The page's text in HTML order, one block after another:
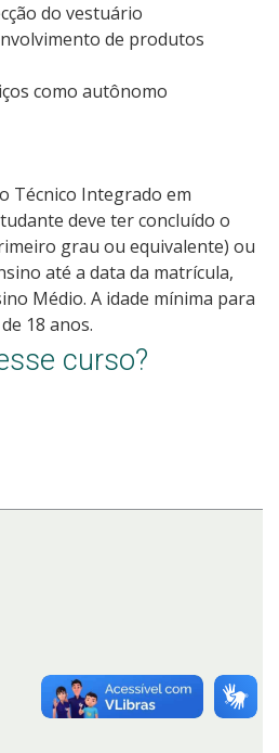
Seletivos
do vestuário
de produtos
como autônomo
Técnico Integrado em
deve ter concluído o
grau ou equivalente) ou
até a data da matrícula,
Médio. A idade mínima para
18 anos.
curso?